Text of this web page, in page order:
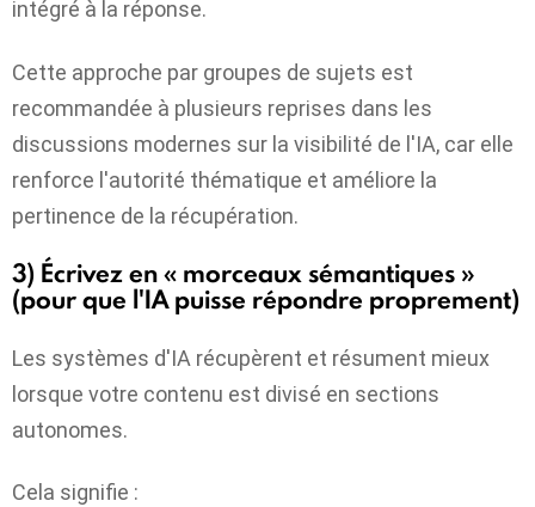
intégré à la réponse.
Cette approche par groupes de sujets est
recommandée à plusieurs reprises dans les
discussions modernes sur la visibilité de l'IA, car elle
renforce l'autorité thématique et améliore la
pertinence de la récupération.
3) Écrivez en « morceaux sémantiques »
(pour que l'IA puisse répondre proprement)
Les systèmes d'IA récupèrent et résument mieux
lorsque votre contenu est divisé en sections
autonomes.
Cela signifie :